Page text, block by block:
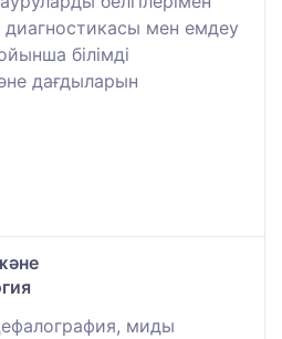
мен емдеу
білімді
дағдыларын
миды